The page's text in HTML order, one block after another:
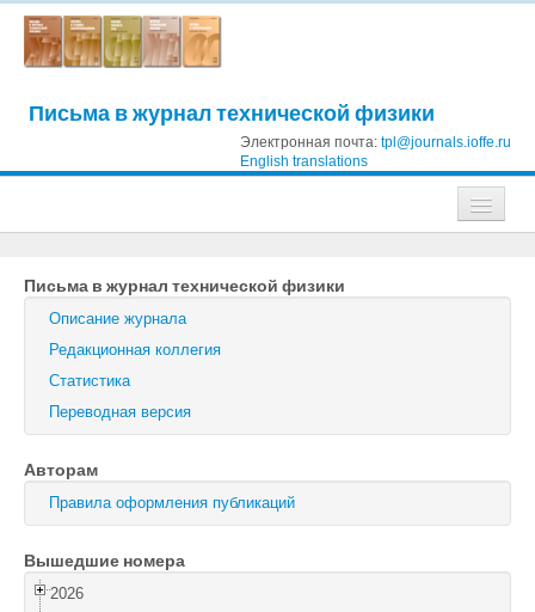
Письма в журнал технической физики
Электронная почта: tpl@journals.ioffe.ru
English translations
Журнал технической физики
Письма в Журнал технической физики
Физика твердого тела
Физика и техника полупроводников
Оптика и спектроскопия
Поиск
Войти
Письма в журнал технической физики
Описание журнала
Редакционная коллегия
Статистика
Переводная версия
Авторам
Правила оформления публикаций
Вышедшие номера
2026